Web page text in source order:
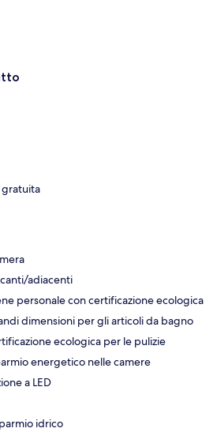
gratuita
adiacenti
personale con certificazione ecologica
dimensioni per gli articoli da bagno
ecologica per le pulizie
energetico nelle camere
a LED
idrico